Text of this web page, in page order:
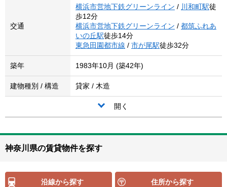
交通
横浜市営地下鉄グリーンライン / 川和町駅徒
歩12分
横浜市営地下鉄グリーンライン / 都筑ふれあ
いの丘駅徒歩14分
東急田園都市線 / 市が尾駅徒歩32分
築年 1983年10月 (築42年)
建物種別 / 構造 貸家 / 木造
開く
神奈川県の賃貸物件を探す
沿線から探す 住所から探す